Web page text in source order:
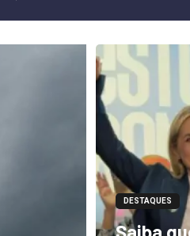
DESTAQUES